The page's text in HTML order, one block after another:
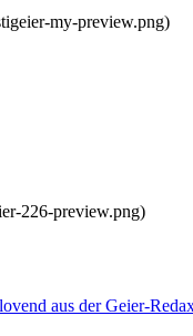
aus der Geier-